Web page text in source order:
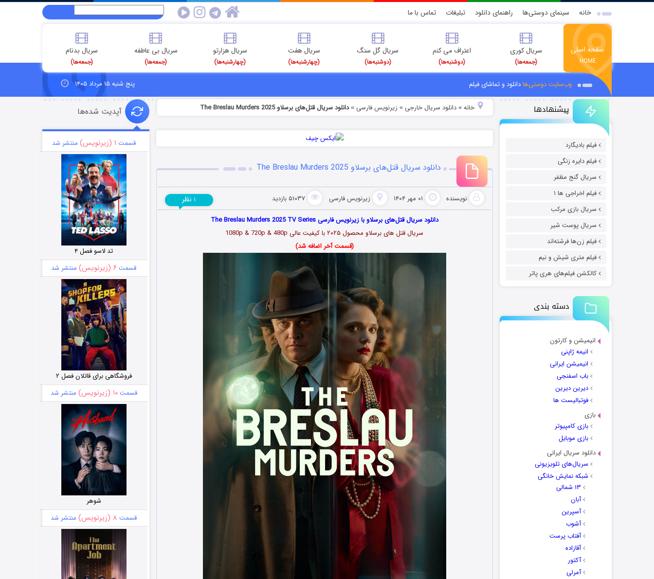
خانه سینمای دوستی‌ها راهنمای دانلود تبلیغات تماس با ما
صفحه اصلی
HOME
سریال کوری
(جمعه‌ها)
اعتراف می کنم
(دوشنبه‌ها)
سریال گل سنگ
(دوشنبه‌ها)
سریال هفت
(چهارشنبه‌ها)
سریال هزارتو
(چهارشنبه‌ها)
سریال بی عاطفه
(جمعه‌ها)
سریال بدنام
(جمعه‌ها)
وب‌سایت دوستی‌هادانلود و تماشای فیلم پنج شنبه ۱۵ مرداد ۱۴۰۵
پیشنهادها
فیلم بادیگارد
فیلم دایره زنگی
سریال گنج مظفر
فیلم اخراجی ها ۱
سریال بازی مرکب
سریال پوست شیر
فیلم زن‌ها فرشته‌اند
فیلم متری شیش و نیم
کالکشن فیلم‌های هری پاتر
دسته بندی
انیمیشن و کارتون
انیمه ژاپنی
انیمیشن ایرانی
باب اسفنجی
دیرین دیرین
فوتبالیست ها
بازی
بازی کامپیوتر
بازی موبایل
دانلود سریال ایرانی
سریال‌های تلویزیونی
شبکه نمایش خانگی
۱۳ شمالی
آبان
آسپرین
آشوب
آفتاب پرست
آقازاده
آکتور
آمرلی
خانه» دانلود سریال خارجی » زیرنویس فارسی »دانلود سریال قتل‌های برسلاو The Breslau Murders 2025
دانلود سریال قتل‌های برسلاو The Breslau Murders 2025
نویسنده ۰۱ مهر ۱۴۰۴ زیرنویس فارسی ۵۱۰۳۷ بازدید ۱ نظر
دانلود سریال قتل‌های برسلاو با زیرنویس فارسی The Breslau Murders 2025 TV Series
سریال قتل های برسلاو محصول ۲۰۲۵ با کیفیت عالی 1080p & 720p & 480p
(قسمت آخر اضافه شد)
آپدیت شده‌ها
قسمت ۱ (زیرنویس) منتشر شد
تد لاسو فصل ۴
قسمت ۶ (زیرنویس) منتشر شد
فروشگاهی برای قاتلان فصل ۲
قسمت۱۰ (زیرنویس) منتشر شد
شوهر
قسمت ۸ (زیرنویس) منتشر شد